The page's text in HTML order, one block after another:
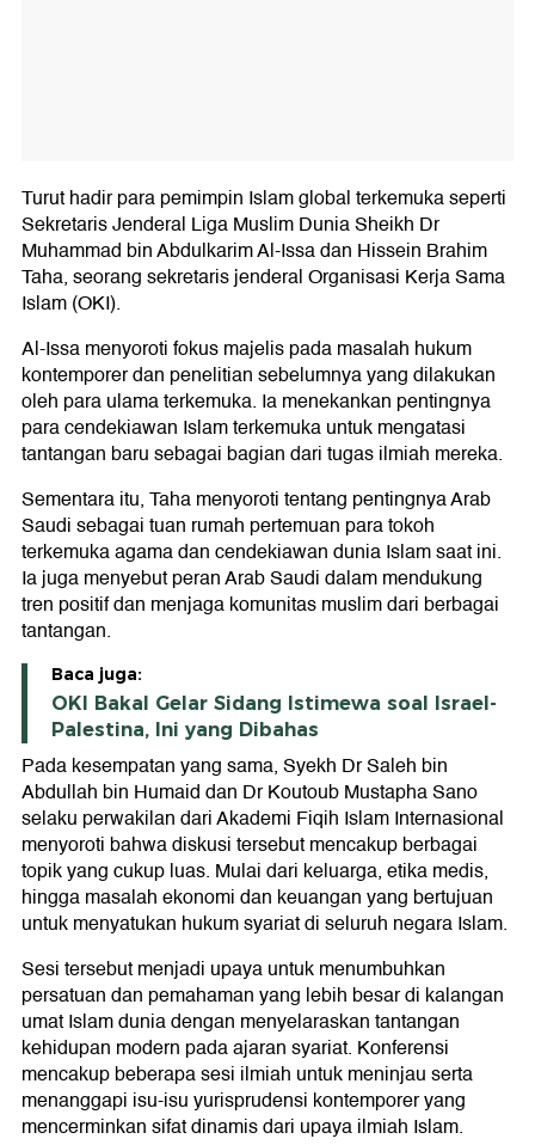
Turut hadir para pemimpin Islam global terkemuka seperti
Sekretaris Jenderal Liga Muslim Dunia Sheikh Dr
Muhammad bin Abdulkarim Al-Issa dan Hissein Brahim
Taha, seorang sekretaris jenderal Organisasi Kerja Sama
Islam (OKI).
Al-Issa menyoroti fokus majelis pada masalah hukum
kontemporer dan penelitian sebelumnya yang dilakukan
oleh para ulama terkemuka. Ia menekankan pentingnya
para cendekiawan Islam terkemuka untuk mengatasi
tantangan baru sebagai bagian dari tugas ilmiah mereka.
Sementara itu, Taha menyoroti tentang pentingnya Arab
Saudi sebagai tuan rumah pertemuan para tokoh
terkemuka agama dan cendekiawan dunia Islam saat ini.
Ia juga menyebut peran Arab Saudi dalam mendukung
tren positif dan menjaga komunitas muslim dari berbagai
tantangan.
Baca juga:
OKI Bakal Gelar Sidang Istimewa soal Israel-
Palestina, Ini yang Dibahas
Pada kesempatan yang sama, Syekh Dr Saleh bin
Abdullah bin Humaid dan Dr Koutoub Mustapha Sano
selaku perwakilan dari Akademi Fiqih Islam Internasional
menyoroti bahwa diskusi tersebut mencakup berbagai
topik yang cukup luas. Mulai dari keluarga, etika medis,
hingga masalah ekonomi dan keuangan yang bertujuan
untuk menyatukan hukum syariat di seluruh negara Islam.
Sesi tersebut menjadi upaya untuk menumbuhkan
persatuan dan pemahaman yang lebih besar di kalangan
umat Islam dunia dengan menyelaraskan tantangan
kehidupan modern pada ajaran syariat. Konferensi
mencakup beberapa sesi ilmiah untuk meninjau serta
menanggapi isu-isu yurisprudensi kontemporer yang
mencerminkan sifat dinamis dari upaya ilmiah Islam.